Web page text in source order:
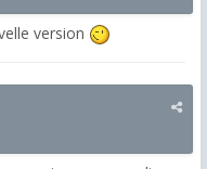
version